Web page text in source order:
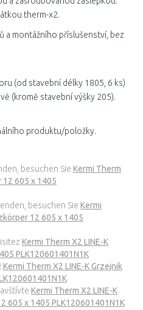
therm-x2.
a montážního příslušenství, bez
(od stavební délky 1805, 6 ks)
(kromě stavební výšky 205).
produktu/položky.
besuchen Sie Kermi Therm
12 605 x 1405
besuchen Sie Kermi
12 605 x 1405
Kermi Therm X2 LINE-K
PLK120601401N1K
Kermi Therm X2 LINE-K Grzejnik
Kermi Therm X2 LINE-K
605 x 1405 PLK120601401N1K